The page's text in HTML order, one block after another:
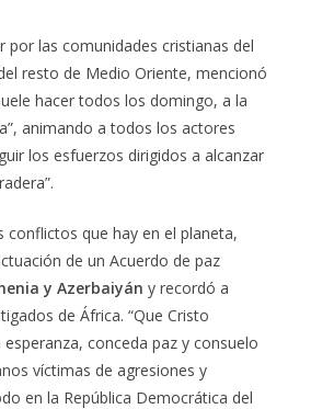
por las comunidades cristianas del
resto de Medio Oriente, mencionó
hacer todos los domingo, a la
animando a todos los actores
los esfuerzos dirigidos a alcanzar
conflictos que hay en el planeta,
de un Acuerdo de paz
y Azerbaiyán y recordó a
de África. “Que Cristo
conceda paz y consuelo
víctimas de agresiones y
en la República Democrática del